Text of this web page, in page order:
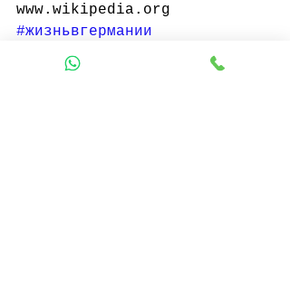
www.wikipedia.org
#жизньвгермании
#общественныйтранспорт